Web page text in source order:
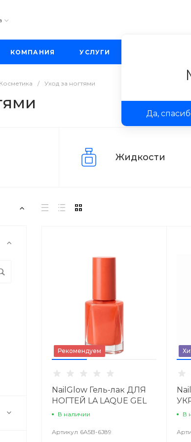
КОМПАНИЯ УСЛУГИ
Косметика / Уход за ногтями
Жидкости
Рекомендуем
NailGlow Гель-лак ДЛЯ
НОГТЕЙ LA LAQUE GEL
В наличии
Артикул 6A5B-6J89
В
Да,